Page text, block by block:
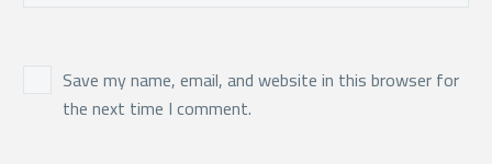
Save my name, email, and website in this browser for
the next time I comment.